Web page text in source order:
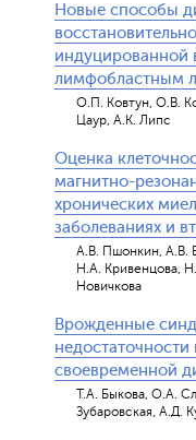
Новые способы
индуцированной
лимфобластным
О.П. Ковтун, О.В.
Цаур, А.К. Липс
Оценка
магнитно-
хронических
заболеваниях и
А.В. Пшонкин, А.В.
Н.А. Кривенцова,
Новичкова
Врожденные
своевременной
Т.А. Быкова, О.А.
Зубаровская, А.Д.